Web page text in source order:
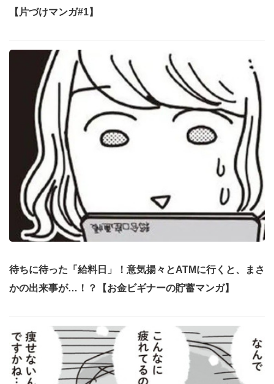
【片づけマンガ#1】
待ちに待った「給料日」！意気揚々とATMに行くと、まさ
かの出来事が…！？【お金ビギナーの貯蓄マンガ】